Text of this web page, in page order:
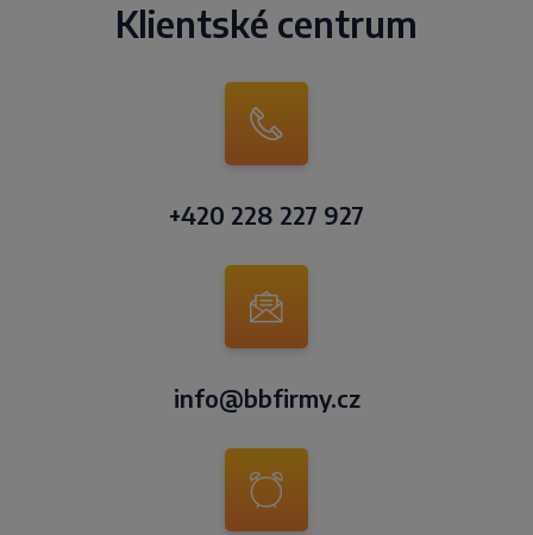
Klientské centrum
+420 228 227 927
info@bbfirmy.cz